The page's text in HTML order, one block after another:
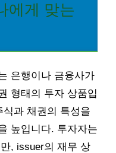
에게 맞는
은행이나 금융사가
형태의 투자 상품입
과 채권의 특성을
높입니다. 투자자는
, issuer의 재무 상